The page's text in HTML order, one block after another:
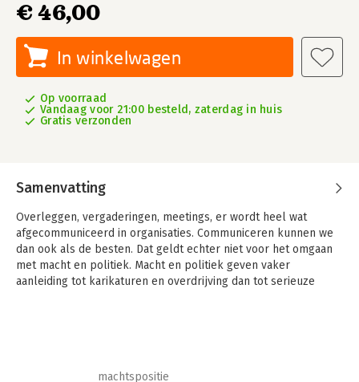
€ 46,00
In winkelwagen
Op voorraad
Vandaag voor 21:00 besteld, zaterdag in huis
Gratis verzonden
Samenvatting
Overleggen, vergaderingen, meetings, er wordt heel wat
afgecommuniceerd in organisaties. Communiceren kunnen we
dan ook als de besten. Dat geldt echter niet voor het omgaan
met macht en politiek. Macht en politiek geven vaker
aanleiding tot karikaturen en overdrijving dan tot serieuze
Toch spelen macht en politiek een doorslaggevende rol in het
machtspositie